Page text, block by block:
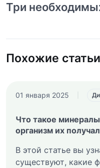
Три
Похожие статьи
01 января 2025
Что такое
организм их получал
В этой статье вы
существуют, какие